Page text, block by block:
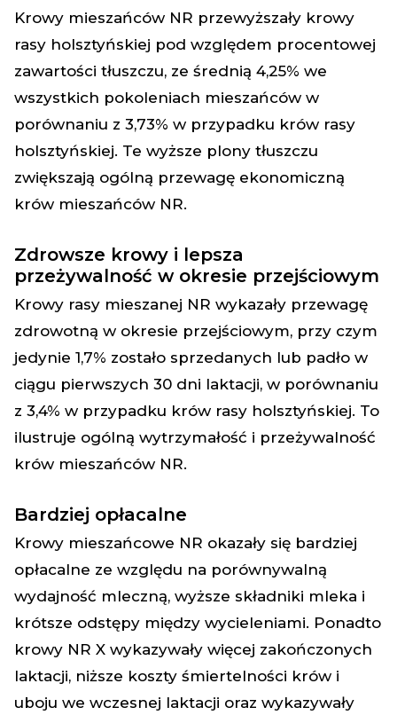
Krowy mieszańców NR przewyższały krowy
rasy holsztyńskiej pod względem procentowej
zawartości tłuszczu, ze średnią 4,25% we
wszystkich pokoleniach mieszańców w
porównaniu z 3,73% w przypadku krów rasy
holsztyńskiej. Te wyższe plony tłuszczu
zwiększają ogólną przewagę ekonomiczną
krów mieszańców NR.
Zdrowsze krowy i lepsza
przeżywalność w okresie przejściowym
Krowy rasy mieszanej NR wykazały przewagę
zdrowotną w okresie przejściowym, przy czym
jedynie 1,7% zostało sprzedanych lub padło w
ciągu pierwszych 30 dni laktacji, w porównaniu
z 3,4% w przypadku krów rasy holsztyńskiej. To
ilustruje ogólną wytrzymałość i przeżywalność
krów mieszańców NR.
Bardziej opłacalne
Krowy mieszańcowe NR okazały się bardziej
opłacalne ze względu na porównywalną
wydajność mleczną, wyższe składniki mleka i
krótsze odstępy między wycieleniami. Ponadto
krowy NR X wykazywały więcej zakończonych
laktacji, niższe koszty śmiertelności krów i
uboju we wczesnej laktacji oraz wykazywały